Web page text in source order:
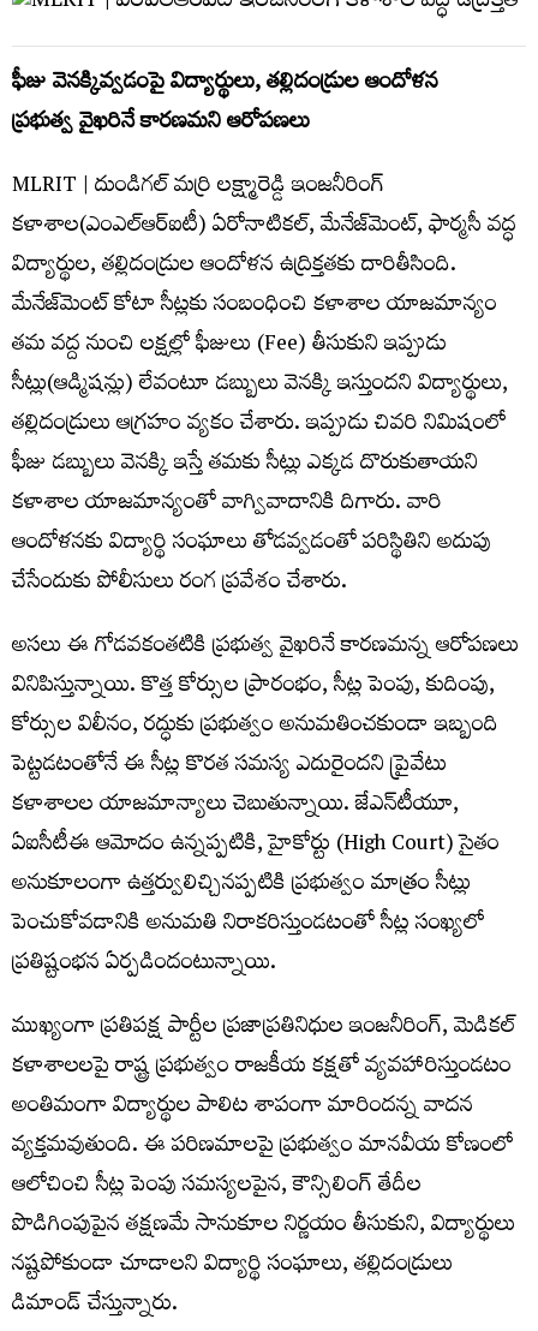
ఫీజు వెనక్కివ్వడంపై విద్యార్థులు, తల్లిదండ్రుల ఆందోళన
ప్రభుత్వ వైఖరినే కారణమని ఆరోపణలు
MLRIT | దుండిగల్‌ మర్రి లక్ష్మారెడ్డి ఇంజనీరింగ్
కళాశాల(ఎంఎల్‌ఆర్‌ఐటీ) ఏరోనాటికల్, మేనేజ్‌మెంట్‌, ఫార్మసీ వద్ధ
విద్యార్థుల, తల్లిదండ్రుల ఆందోళన ఉద్రిక్తతకు దారితీసింది.
మేనేజ్‌మెంట్ కోటా సీట్లకు సంబంధించి కళాశాల యాజమాన్యం
తమ వద్ద నుంచి లక్షల్లో ఫీజులు (Fee) తీసుకుని ఇప్పుడు
సీట్లు(ఆడ్మిషన్లు) లేవంటూ డబ్బులు వెనక్కి ఇస్తుందని విద్యార్థులు,
తల్లిదండ్రులు ఆగ్రహం వ్యకం చేశారు. ఇప్పుడు చివరి నిమిషంలో
ఫీజు డబ్బులు వెనక్కి ఇస్తే తమకు సీట్లు ఎక్కడ దొరుకుతాయని
కళాశాల యాజమాన్యంతో వాగ్వివాదానికి దిగారు. వారి
ఆందోళనకు విద్యార్థి సంఘాలు తోడవ్వడంతో పరిస్థితిని అదుపు
చేసేందుకు పోలీసులు రంగ ప్రవేశం చేశారు.
అసలు ఈ గోడవకంతటికి ప్రభుత్వ వైఖరినే కారణమన్న ఆరోపణలు
వినిపిస్తున్నాయి. కొత్త కోర్సుల ప్రారంభం, సీట్ల పెంపు, కుదింపు,
కోర్సుల విలీనం, రద్ధుకు ప్రభుత్వం అనుమతించకుండా ఇబ్బంది
పెట్టడటంతోనే ఈ సీట్ల కొరత సమస్య ఎదురైందని ప్రైవేటు
కళాశాలల యాజమాన్యాలు చెబుతున్నాయి. జేఎన్‌టీయూ,
ఏఐసీటీఈ ఆమోదం ఉన్నప్పటికి, హైకోర్టు (High Court) సైతం
అనుకూలంగా ఉత్తర్వులిచ్చినప్పటికి ప్రభుత్వం మాత్రం సీట్లు
పెంచుకోవడానికి అనుమతి నిరాకరిస్తుండటంతో సీట్ల సంఖ్యలో
ప్రతిష్టంభన ఏర్పడిందంటున్నాయి.
ముఖ్యంగా ప్రతిపక్ష పార్టీల ప్రజాప్రతినిధుల ఇంజనీరింగ్‌, మెడికల్
కళాశాలలపై రాష్ట్ర ప్రభుత్వం రాజకీయ కక్షతో వ్యవహారిస్తుండటం
అంతిమంగా విద్యార్థుల పాలిట శాపంగా మారిందన్న వాదన
వ్యక్తమవుతుంది. ఈ పరిణమాలపై ప్రభుత్వం మానవీయ కోణంలో
ఆలోచించి సీట్ల పెంపు సమస్యలపైన, కౌన్సిలింగ్ తేదీల
పొడిగింపుపైన తక్షణమే సానుకూల నిర్ణయం తీసుకుని, విద్యార్థులు
నష్టపోకుండా చూడాలని విద్యార్థి సంఘాలు, తల్లిదండ్రులు
డిమాండ్ చేస్తున్నారు.